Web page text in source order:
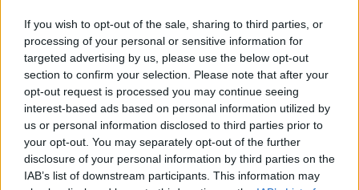
If you wish to opt-out of the sale, sharing to third parties, or
processing of your personal or sensitive information for
targeted advertising by us, please use the below opt-out
section to confirm your selection. Please note that after your
opt-out request is processed you may continue seeing
interest-based ads based on personal information utilized by
us or personal information disclosed to third parties prior to
your opt-out. You may separately opt-out of the further
disclosure of your personal information by third parties on the
IAB’s list of downstream participants. This information may
Stradivarius bőrkabát 22.995 forintért.